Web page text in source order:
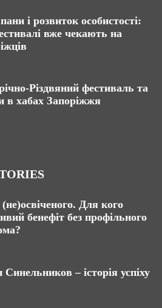
і розвиток особистості:
вже чекають на
Різдвяний фестиваль та
в хабах Запоріжжя
(не)освіченого. Для кого
бенефіт без профільного
Синельников – історія успіху